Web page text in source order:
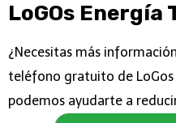
LoGOs
¿Necesitas más
teléfono gratuito de LoGos
podemos ayudarte a